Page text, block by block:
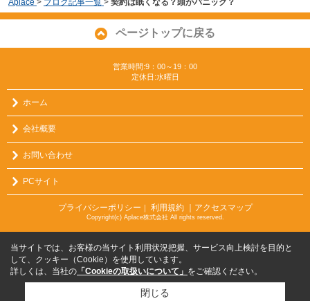
Aplace > ブログ記事一覧 > 契約は眠くなる？頭がパニック？
ページトップに戻る
営業時間:9：00～19：00
定休日:水曜日
ホーム
会社概要
お問い合わせ
PCサイト
プライバシーポリシー ｜ 利用規約 ｜アクセスマップ
Copyright(c) Aplace株式会社 All rights reserved.
当サイトでは、お客様の当サイト利用状況把握、サービス向上検討を目的と
して、クッキー（Cookie）を使用しています。
詳しくは、当社の 「Cookieの取扱いについて」 をご確認ください。
閉じる